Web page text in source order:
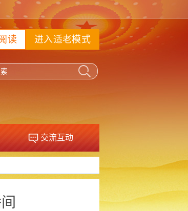
进入适老模式
读
交流互动